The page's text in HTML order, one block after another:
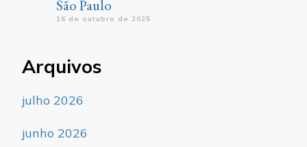
São Paulo
16 de outubro de 2025
Arquivos
julho 2026
junho 2026